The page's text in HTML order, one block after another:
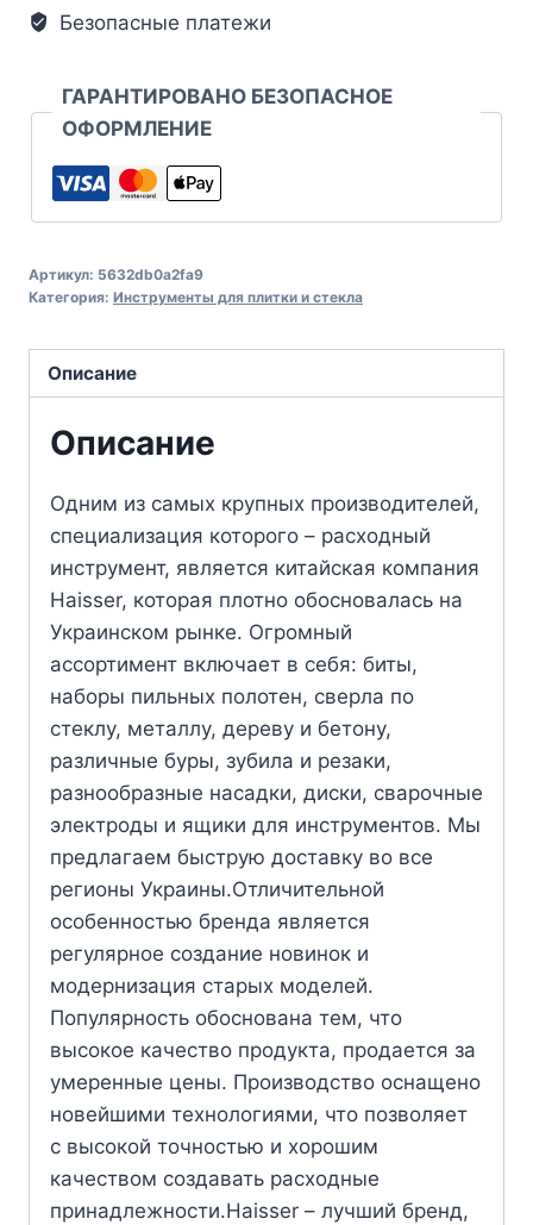
Безопасные платежи
ГАРАНТИРОВАНО БЕЗОПАСНОЕ
ОФОРМЛЕНИЕ
Артикул: 5632db0a2fa9
Категория: Инструменты для плитки и стекла
Описание
Описание
Одним из самых крупных производителей,
специализация которого – расходный
инструмент, является китайская компания
Haisser, которая плотно обосновалась на
Украинском рынке. Огромный
ассортимент включает в себя: биты,
наборы пильных полотен, сверла по
стеклу, металлу, дереву и бетону,
различные буры, зубила и резаки,
разнообразные насадки, диски, сварочные
электроды и ящики для инструментов. Мы
предлагаем быструю доставку во все
регионы Украины.Отличительной
особенностью бренда является
регулярное создание новинок и
модернизация старых моделей.
Популярность обоснована тем, что
высокое качество продукта, продается за
умеренные цены. Производство оснащено
новейшими технологиями, что позволяет
с высокой точностью и хорошим
качеством создавать расходные
принадлежности.Haisser – лучший бренд,